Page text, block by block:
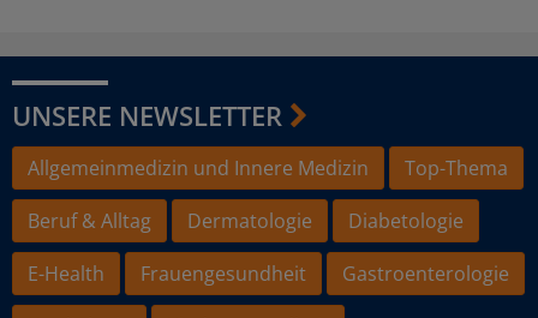
UNSERE NEWSLETTER
Allgemeinmedizin und Innere Medizin
Top-Thema
Beruf & Alltag
Dermatologie
Diabetologie
E-Health
Frauengesundheit
Gastroenterologie